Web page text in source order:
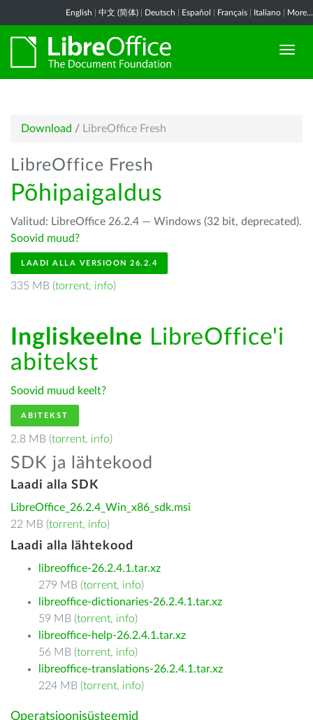
English 中文 (简体) Deutsch Español Français Italiano More...
Download / LibreOffice Fresh
LibreOffice Fresh
Põhipaigaldus
Valitud: LibreOffice 26.2.4 — Windows (32 bit, deprecated).
Soovid muud?
LAADI ALLA VERSIOON 26.2.4
335 MB (torrent, info)
Ingliskeelne LibreOffice'i
abitekst
Soovid muud keelt?
ABITEKST
2.8 MB (torrent, info)
SDK ja lähtekood
Laadi alla SDK
LibreOffice_26.2.4_Win_x86_sdk.msi
22 MB (torrent, info)
Laadi alla lähtekood
libreoffice-26.2.4.1.tar.xz
279 MB (torrent, info)
libreoffice-dictionaries-26.2.4.1.tar.xz
59 MB (torrent, info)
libreoffice-help-26.2.4.1.tar.xz
56 MB (torrent, info)
libreoffice-translations-26.2.4.1.tar.xz
224 MB (torrent, info)
Operatsioonisüsteemid